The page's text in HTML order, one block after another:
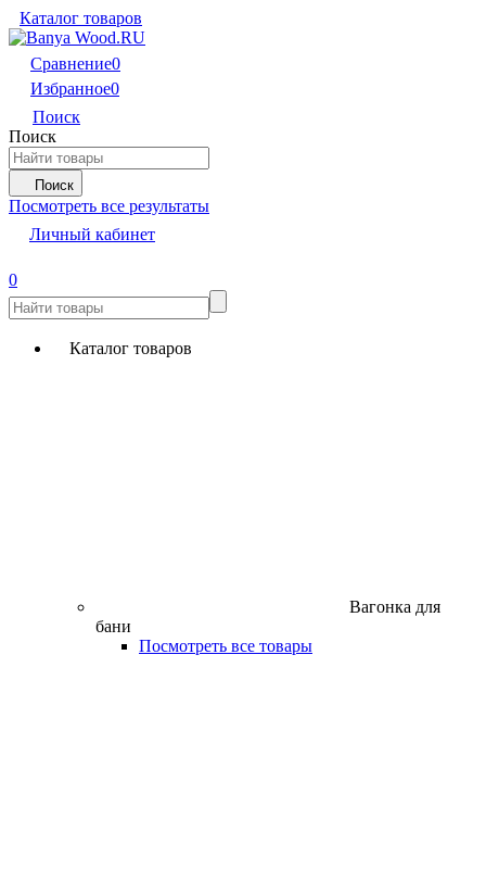
Каталог товаров
Сравнение0
Избранное0
Поиск
Поиск
Поиск
Посмотреть все результаты
Личный кабинет
0
Каталог товаров
Вагонка для
бани
Посмотреть все товары